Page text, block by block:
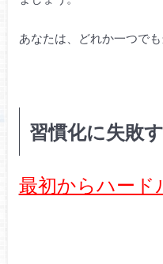
あなたは、どれか一つで
習慣化に失敗
最初からハード